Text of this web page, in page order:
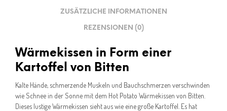
ZUSÄTZLICHE INFORMATIONEN
REZENSIONEN (0)
Wärmekissen in Form einer
Kartoffel von Bitten
Kalte Hände, schmerzende Muskeln und Bauchschmerzen verschwinden
wie Schnee in der Sonne mit dem Hot Potato Wärmekissen von Bitten.
Dieses lustige Wärmekissen sieht aus wie eine große Kartoffel. Es hat